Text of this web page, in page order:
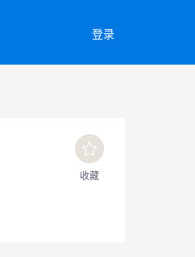
登录
收藏